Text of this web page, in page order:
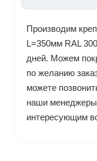
Производим
L=350мм RAL
дней. Можем
по желанию
можете
наши
интересующим